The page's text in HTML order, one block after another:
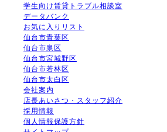
学生向け賃貸トラブル相談室
データバンク
お気に入りリスト
仙台市青葉区
仙台市泉区
仙台市宮城野区
仙台市若林区
仙台市太白区
会社案内
店長あいさつ・スタッフ紹介
採用情報
個人情報保護方針